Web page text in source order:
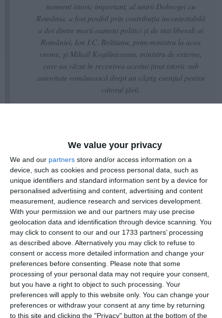
We value your privacy
We and our partners store and/or access information on a
device, such as cookies and process personal data, such as
unique identifiers and standard information sent by a device for
personalised advertising and content, advertising and content
measurement, audience research and services development.
With your permission we and our partners may use precise
geolocation data and identification through device scanning. You
may click to consent to our and our 1733 partners’ processing
as described above. Alternatively you may click to refuse to
consent or access more detailed information and change your
preferences before consenting.
Please note that some
processing of your personal data may not require your consent,
but you have a right to object to such processing. Your
preferences will apply to this website only. You can change your
preferences or withdraw your consent at any time by returning
to this site and clicking the "Privacy" button at the bottom of the
moment istoric important, al unirii Dobrogei cu
România, a fost posibil prin contribuția incontestabilă
a doi dintre marii oameni politici și de stat liberali ai
României, Ion I.C. Brătianu, prim-ministru la acea
vreme, și Mihail Kogălniceanu, ministru de externe,
care au văzut în revenirea acestui ținut istoric sub
autoritate românească drept un câștig esențial pentru
viitorul țării.
elocvent de bună conviețuire etnică și coeziune
socială, chiar și într-o perioadă în care asistăm, din
păcate, în alte părți ale lumii, la manifestări
regretabile de intoleranță, discriminare și extremism.
Exemplul dobrogean de bună conviețuire, într-o
societate atașată valorilor europene în care au
întâietate toleranța, justiția, solidaritatea și
combaterea discriminării, aduce un plus valoros
imaginii României și, totodată, este un catalizator
important pentru susținerea dezvoltării la nivel local și
național totodată.
Ținutul binecuvântat al Dobrogei este o importantă
poartă a României către mările și oceanele lumii. Este
un atu pentru economia românească, pe care vrem să-